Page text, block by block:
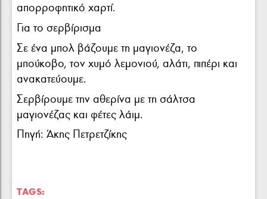
απορροφητικό χαρτί.
Για το σερβίρισμα
Σε ένα μπολ βάζουμε τη μαγιονέζα, το
μπούκοβο, τον χυμό λεμονιού, αλάτι, πιπέρι και
ανακατεύουμε.
Σερβίρουμε την αθερίνα με τη σάλτσα
μαγιονέζας και φέτες λάιμ.
Πηγή: Άκης Πετρετζίκης
TAGS: